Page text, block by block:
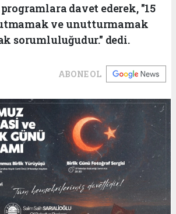
davet ederek, "15
ve unutturmamak
sorumluluğudur." dedi.
ABONE OL